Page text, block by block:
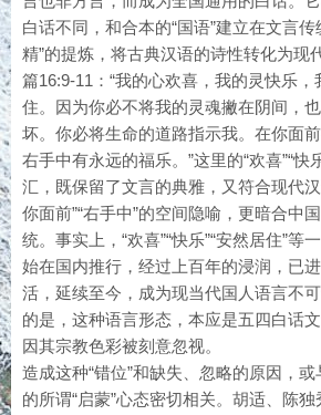
白话不同，和合本的“国语”建立在文言
精”的提炼，将古典汉语的诗性转化为现
篇16:9-11：“我的心欢喜，我的灵快乐
住。因为你必不将我的灵魂撇在阴间，
坏。你必将生命的道路指示我。在你面
右手中有永远的福乐。”这里的“欢喜”“快
汇，既保留了文言的典雅，又符合现代
你面前”“右手中”的空间隐喻，更暗合中
统。事实上，“欢喜”“快乐”“安然居住”等
始在国内推行，经过上百年的浸润，已
活，延续至今，成为现当代国人语言不
的是，这种语言形态，本应是五四白话
因其宗教色彩被刻意忽视。
造成这种“错位”和缺失、忽略的原因，
的所谓“启蒙”心态密切相关。胡适、陈